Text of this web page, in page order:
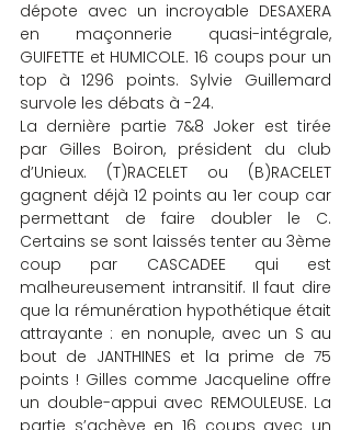
dépote avec un incroyable DESAXERA
en maçonnerie quasi-intégrale,
GUIFETTE et HUMICOLE. 16 coups pour un
top à 1296 points. Sylvie Guillemard
survole les débats à -24.
La dernière partie 7&8 Joker est tirée
par Gilles Boiron, président du club
d’Unieux. (T)RACELET ou (B)RACELET
gagnent déjà 12 points au 1er coup car
permettant de faire doubler le C.
Certains se sont laissés tenter au 3ème
coup par CASCADEE qui est
malheureusement intransitif. Il faut dire
que la rémunération hypothétique était
attrayante : en nonuple, avec un S au
bout de JANTHINES et la prime de 75
points ! Gilles comme Jacqueline offre
un double-appui avec REMOULEUSE. La
partie s’achève en 16 coups avec un